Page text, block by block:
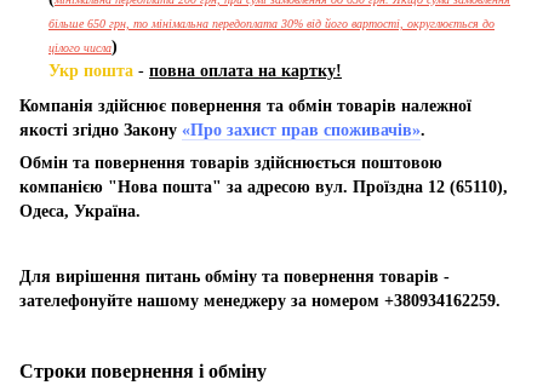
більше 650 грн, то мінімальна передоплата 30% від його вартості, округлюється до
цілого числа)
Укр пошта - повна оплата на картку!
Компанія здійснює повернення та обмін товарів належної
якості згідно Закону «Про захист прав споживачів».
Обмін та повернення товарів здійснюється поштовою
компанією "Нова пошта" за адресою вул. Проїздна 12 (65110),
Одеса, Україна.
Для вирішення питань обміну та повернення товарів -
зателефонуйте нашому менеджеру за номером +380934162259.
Строки повернення і обміну